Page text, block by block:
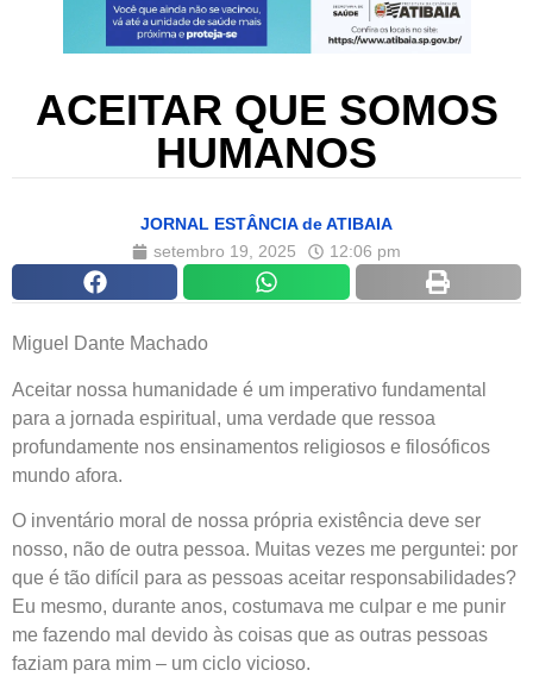
ACEITAR QUE SOMOS
HUMANOS
JORNAL ESTÂNCIA de ATIBAIA
setembro 19, 2025
12:06 pm
Miguel Dante Machado
Aceitar nossa humanidade é um imperativo fundamental
para a jornada espiritual, uma verdade que ressoa
profundamente nos ensinamentos religiosos e filosóficos
mundo afora.
O inventário moral de nossa própria existência deve ser
nosso, não de outra pessoa. Muitas vezes me perguntei: por
que é tão difícil para as pessoas aceitar responsabilidades?
Eu mesmo, durante anos, costumava me culpar e me punir
me fazendo mal devido às coisas que as outras pessoas
faziam para mim – um ciclo vicioso.